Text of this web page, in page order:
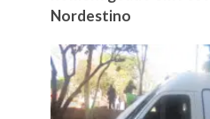
Nordestino